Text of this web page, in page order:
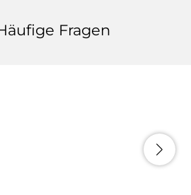
Fragen